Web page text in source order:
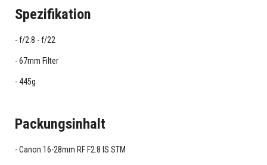
Spezifikation
f/2.8 - f/22
67mm Filter
445g
Packungsinhalt
Canon 16-28mm RF F2.8 IS STM